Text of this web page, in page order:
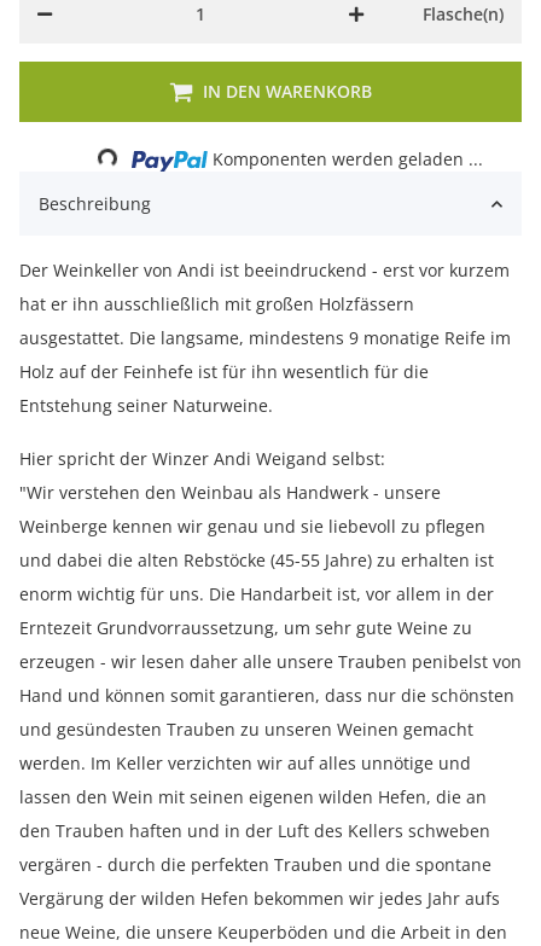
Flasche(n)
IN DEN WARENKORB
Loading...
Komponenten werden geladen ...
Beschreibung
Der Weinkeller von Andi ist beeindruckend - erst vor kurzem
hat er ihn ausschließlich mit großen Holzfässern
ausgestattet. Die langsame, mindestens 9 monatige Reife im
Holz auf der Feinhefe ist für ihn wesentlich für die
Entstehung seiner Naturweine.
Hier spricht der Winzer Andi Weigand selbst:
"Wir verstehen den Weinbau als Handwerk - unsere
Weinberge kennen wir genau und sie liebevoll zu pflegen
und dabei die alten Rebstöcke (45-55 Jahre) zu erhalten ist
enorm wichtig für uns. Die Handarbeit ist, vor allem in der
Erntezeit Grundvorraussetzung, um sehr gute Weine zu
erzeugen - wir lesen daher alle unsere Trauben penibelst von
Hand und können somit garantieren, dass nur die schönsten
und gesündesten Trauben zu unseren Weinen gemacht
werden. Im Keller verzichten wir auf alles unnötige und
lassen den Wein mit seinen eigenen wilden Hefen, die an
den Trauben haften und in der Luft des Kellers schweben
vergären - durch die perfekten Trauben und die spontane
Vergärung der wilden Hefen bekommen wir jedes Jahr aufs
neue Weine, die unsere Keuperböden und die Arbeit in den